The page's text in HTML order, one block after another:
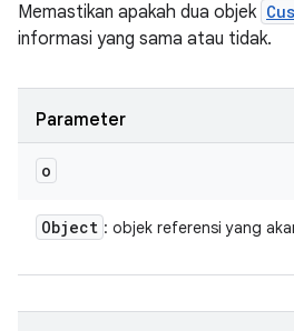
Memastikan apakah dua objek
informasi yang sama atau tidak.
Parameter
o
Object : objek referensi yang